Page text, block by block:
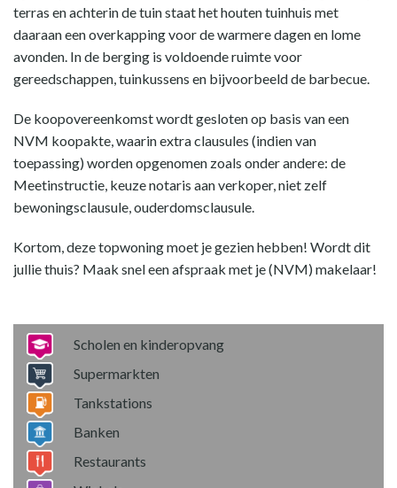
terras en achterin de tuin staat het houten tuinhuis met
daaraan een overkapping voor de warmere dagen en lome
avonden. In de berging is voldoende ruimte voor
gereedschappen, tuinkussens en bijvoorbeeld de barbecue.
De koopovereenkomst wordt gesloten op basis van een
NVM koopakte, waarin extra clausules (indien van
toepassing) worden opgenomen zoals onder andere: de
Meetinstructie, keuze notaris aan verkoper, niet zelf
bewoningsclausule, ouderdomsclausule.
Kortom, deze topwoning moet je gezien hebben! Wordt dit
jullie thuis? Maak snel een afspraak met je (NVM) makelaar!
Scholen en kinderopvang
Supermarkten
Tankstations
Banken
Restaurants